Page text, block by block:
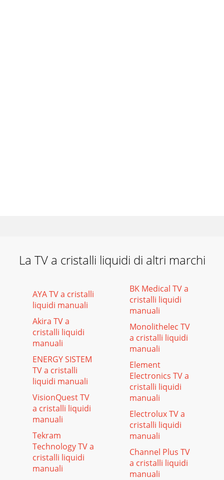
La TV a cristalli liquidi di altri marchi
AYA TV a cristalli
liquidi manuali
Akira TV a
cristalli liquidi
manuali
ENERGY SISTEM
TV a cristalli
liquidi manuali
VisionQuest TV
a cristalli liquidi
manuali
Tekram
Technology TV a
cristalli liquidi
manuali
BK Medical TV a
cristalli liquidi
manuali
Monolithelec TV
a cristalli liquidi
manuali
Element
Electronics TV a
cristalli liquidi
manuali
Electrolux TV a
cristalli liquidi
manuali
Channel Plus TV
a cristalli liquidi
manuali